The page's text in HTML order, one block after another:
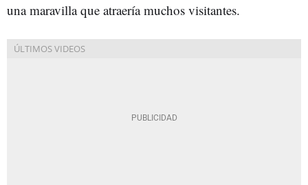
una maravilla que atraería muchos visitantes.